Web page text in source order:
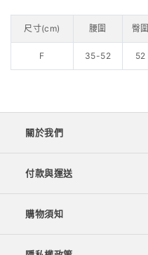
尺寸(cm) 腰圍 臀圍
F 35-52 52
關於我們
付款與運送
購物須知